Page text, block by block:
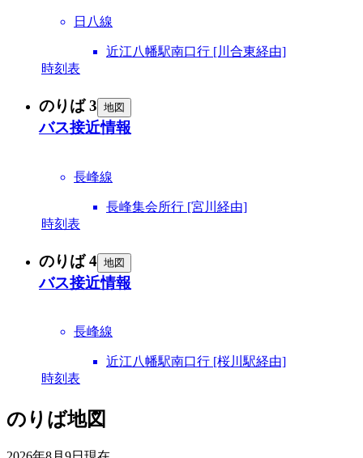
日八線
近江八幡駅南口行 [川合東経由]
時刻表
のりば 3 地図
バス接近情報
長峰線
長峰集会所行 [宮川経由]
時刻表
のりば 4 地図
バス接近情報
長峰線
近江八幡駅南口行 [桜川駅経由]
時刻表
のりば地図